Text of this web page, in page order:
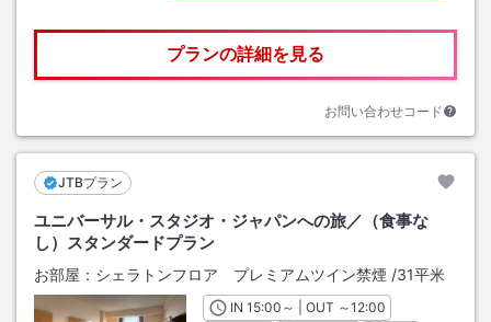
プランの詳細を見る
お問い合わせコード
JTBプラン
ユニバーサル・スタジオ・ジャパンへの旅／（食事な
し）スタンダードプラン
お部屋： シェラトンフロア プレミアムツイン禁煙 /31平米
INチェックイン
15:00 ～ | OUT チェックアウト
～12:00